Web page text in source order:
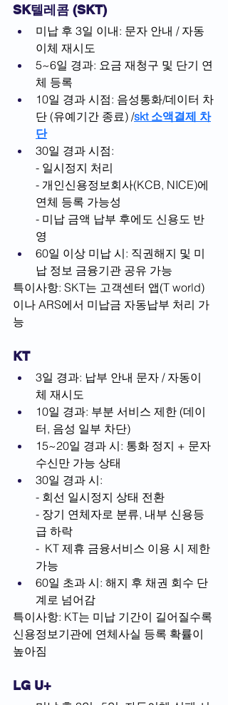
SK텔레콤 (SKT)
미납 후 3일 이내: 문자 안내 / 자동
이체 재시도
5~6일 경과: 요금 재청구 및 단기 연
체 등록
10일 경과 시점: 음성통화/데이터 차
단 (유예기간 종료) /skt 소액결제 차
단
30일 경과 시점:
- 일시정지 처리
- 개인신용정보회사(KCB, NICE)에
연체 등록 가능성
- 미납 금액 납부 후에도 신용도 반
영
60일 이상 미납 시: 직권해지 및 미
납 정보 금융기관 공유 가능
특이사항: SKT는 고객센터 앱(T world)
이나 ARS에서 미납금 자동납부 처리 가
능
KT
3일 경과: 납부 안내 문자 / 자동이
체 재시도
10일 경과: 부분 서비스 제한 (데이
터, 음성 일부 차단)
15~20일 경과 시: 통화 정지 + 문자
수신만 가능 상태
30일 경과 시:
- 회선 일시정지 상태 전환
- 장기 연체자로 분류, 내부 신용등
급 하락
-  KT 제휴 금융서비스 이용 시 제한
가능
60일 초과 시: 해지 후 채권 회수 단
계로 넘어감
특이사항: KT는 미납 기간이 길어질수록
신용정보기관에 연체사실 등록 확률이
높아짐
LG U+